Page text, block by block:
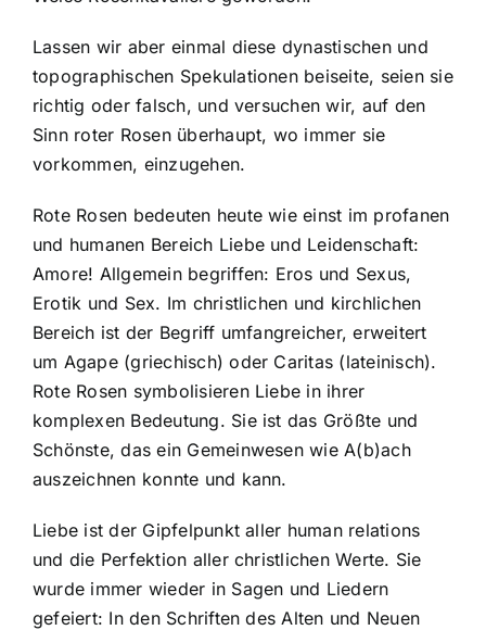
Lassen wir aber einmal diese dynastischen und
topographischen Spekulationen beiseite, seien sie
richtig oder falsch, und versuchen wir, auf den
Sinn roter Rosen überhaupt, wo immer sie
vorkommen, einzugehen.
Rote Rosen bedeuten heute wie einst im profanen
und humanen Bereich Liebe und Leidenschaft:
Amore! Allgemein begriffen: Eros und Sexus,
Erotik und Sex. Im christlichen und kirchlichen
Bereich ist der Begriff umfangreicher, erweitert
um Agape (griechisch) oder Caritas (lateinisch).
Rote Rosen symbolisieren Liebe in ihrer
komplexen Bedeutung. Sie ist das Größte und
Schönste, das ein Gemeinwesen wie A(b)ach
auszeichnen konnte und kann.
Liebe ist der Gipfelpunkt aller human relations
und die Perfektion aller christlichen Werte. Sie
wurde immer wieder in Sagen und Liedern
gefeiert: In den Schriften des Alten und Neuen